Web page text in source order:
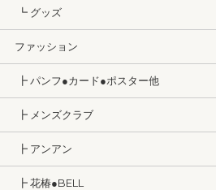
┗ グッズ
ファッション
┣ パンフ●カード●ポスター他
┣ メンズクラブ
┣ アンアン
┣ 花椿●BELL